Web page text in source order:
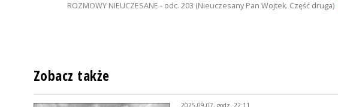
ROZMOWY NIEUCZESANE - odc. 203 (Nieuczesany Pan Wojtek. Część druga)
Zobacz także
2025-09-07, godz. 22:11